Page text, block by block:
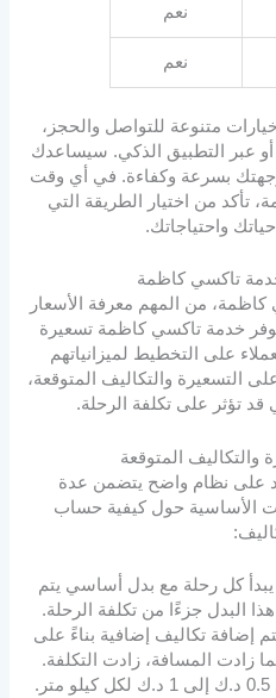
نعم
نعم
متنوعة للتواصل والحجز،
أو عبر التطبيق الذكي. سيساعدك
بسرعة وكفاءة. في أي وقت
تأكد من اختيار الطريقة التي
واحتياجاتك.
تاكسي كاظمة
من المهم معرفة الأسعار
توفر خدمة تاكسي كاظمة تسعيرة
على التخطيط لميزانياتهم
التسعيرة والتكاليف المتوقعة،
قد تؤثر على تكلفة الرحلة.
المتوقعة
على نظام واضح يتضمن عدة
الأساسية حول كيفية حساب
يبدأ كل رحلة مع بدل أساسي يتم
البدل جزءًا من تكلفة الرحلة.
إضافة تكاليف إضافية بناءً على
زادت المسافة، زادت التكلفة.